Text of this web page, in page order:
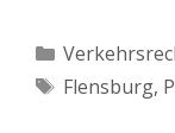
Kategorien
Flensburg,